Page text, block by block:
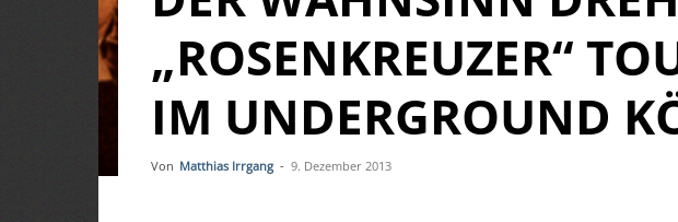
„ROSENKREUZER“
IM UNDERGROUND
Von Matthias Irrgang - 9. Dezember 2013